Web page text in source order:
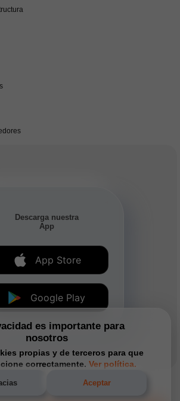
es importante para
nosotros
propias y de terceros para que
correctamente. Ver política.
Aceptar
Descarga nuestra
App
App Store
Google Play